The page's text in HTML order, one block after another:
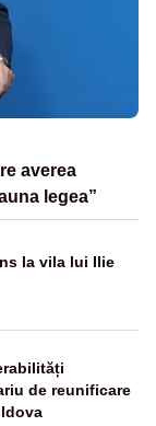
averea
legea”
la vila lui Ilie
de reunificare